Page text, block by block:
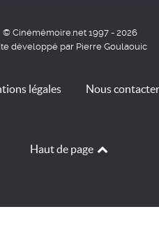
© Cinémémoire.net 1997 - 2026
développé par Pierre Goulaouic
légales Nous contacter
Haut de page